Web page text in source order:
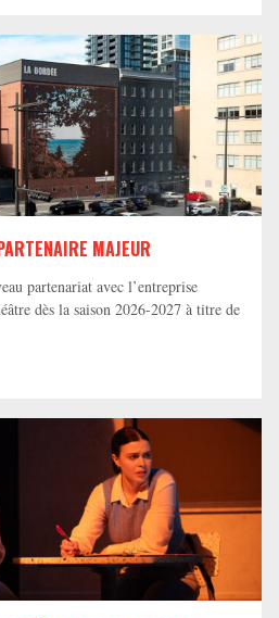
MAJEUR
partenariat avec l’entreprise
dès la saison 2026-2027 à titre de